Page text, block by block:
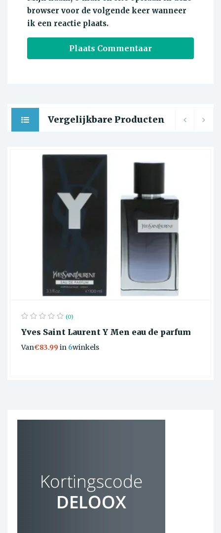
browser voor de volgende keer wanneer
ik een reactie plaats.
Vergelijkbare Producten
(0)
Yves Saint Laurent Y Men eau de parfum
Van€83.99in 6winkels